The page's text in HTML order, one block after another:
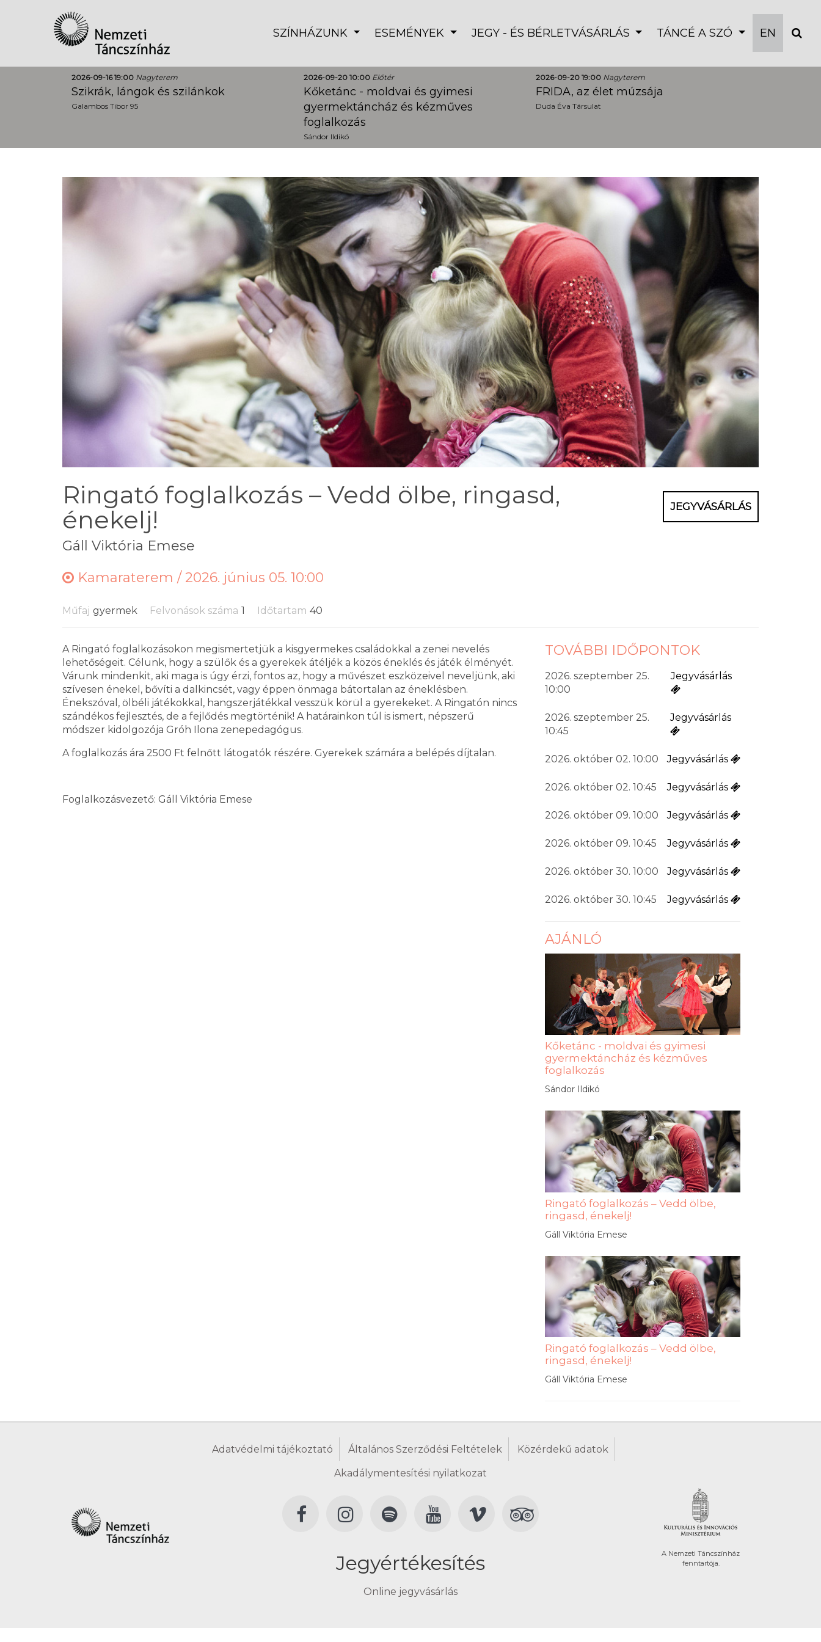
SZÍNHÁZUNK ESEMÉNYEK JEGY - ÉS BÉRLETVÁSÁRLÁS TÁNCÉ A SZÓ EN
2026-09-16 19:00 Nagyterem
Szikrák, lángok és szilánkok
Galambos Tibor 95
2026-09-20 10:00 Előtér
Kőketánc - moldvai és gyimesi
gyermektáncház és kézműves
foglalkozás
Sándor Ildikó
2026-09-20 19:00 Nagyterem
FRIDA, az élet múzsája
Duda Éva Társulat
Ringató foglalkozás – Vedd ölbe, ringasd,
énekelj!
Gáll Viktória Emese
JEGYVÁSÁRLÁS
Kamaraterem / 2026. június 05. 10:00
Műfaj gyermek Felvonások száma 1 Időtartam 40
A Ringató foglalkozásokon megismertetjük a kisgyermekes családokkal a zenei nevelés
lehetőségeit. Célunk, hogy a szülők és a gyerekek átéljék a közös éneklés és játék élményét.
Várunk mindenkit, aki maga is úgy érzi, fontos az, hogy a művészet eszközeivel neveljünk, aki
szívesen énekel, bővíti a dalkincsét, vagy éppen önmaga bátortalan az éneklésben.
Énekszóval, ölbéli játékokkal, hangszerjátékkal vesszük körül a gyerekeket. A Ringatón nincs
szándékos fejlesztés, de a fejlődés megtörténik! A határainkon túl is ismert, népszerű
módszer kidolgozója Gróh Ilona zenepedagógus.
A foglalkozás ára 2500 Ft felnőtt látogatók részére. Gyerekek számára a belépés díjtalan.
Foglalkozásvezető: Gáll Viktória Emese
TOVÁBBI IDŐPONTOK
2026. szeptember 25.
10:00
Jegyvásárlás
2026. szeptember 25.
10:45
Jegyvásárlás
2026. október 02. 10:00 Jegyvásárlás
2026. október 02. 10:45 Jegyvásárlás
2026. október 09. 10:00 Jegyvásárlás
2026. október 09. 10:45 Jegyvásárlás
2026. október 30. 10:00 Jegyvásárlás
2026. október 30. 10:45 Jegyvásárlás
AJÁNLÓ
Kőketánc - moldvai és gyimesi
gyermektáncház és kézműves
foglalkozás
Sándor Ildikó
Ringató foglalkozás – Vedd ölbe,
ringasd, énekelj!
Gáll Viktória Emese
Ringató foglalkozás – Vedd ölbe,
ringasd, énekelj!
Gáll Viktória Emese
Adatvédelmi tájékoztató Általános Szerződési Feltételek Közérdekű adatok
Akadálymentesítési nyilatkozat
Jegyértékesítés
Online jegyvásárlás
A Nemzeti Táncszínház
fenntartója.